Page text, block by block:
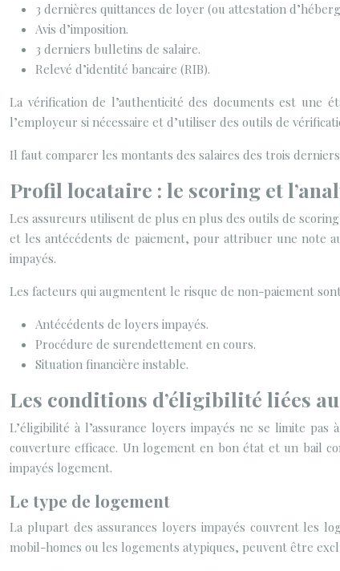
3 dernières quittances de loyer (ou attestation
Avis d’imposition.
3 derniers bulletins de salaire.
Relevé d’identité bancaire (RIB).
La vérification de l’authenticité des documents est une
l’employeur si nécessaire et d’utiliser des outils de
Il faut comparer les montants des salaires des trois
Profil locataire : le scoring et
Les assureurs utilisent de plus en plus des outils de
et les antécédents de paiement, pour attribuer une note
impayés.
Les facteurs qui augmentent le risque de non-paiement
Antécédents de loyers impayés.
Procédure de surendettement en cours.
Situation financière instable.
Les conditions d’éligibilité liées
L’éligibilité à l’assurance loyers impayés ne se limite
couverture efficace. Un logement en bon état et un bail
impayés logement.
Le type de logement
La plupart des assurances loyers impayés couvrent les
mobil-homes ou les logements atypiques, peuvent être